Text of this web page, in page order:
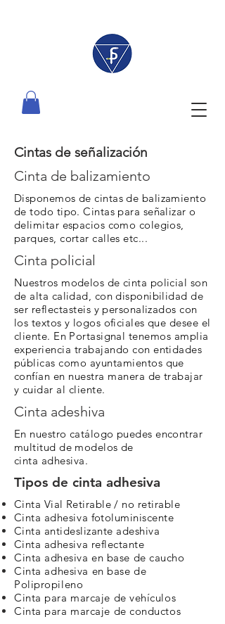
Cintas de señalización
Cinta de balizamiento
Disponemos de cintas de balizamiento
de todo tipo. Cintas para señalizar o
delimitar espacios como colegios,
parques, cortar calles etc...
Cinta policial
Nuestros modelos de cinta policial son
de alta calidad, con disponibilidad de
ser reflectasteis y personalizados con
los textos y logos oficiales que desee el
cliente. En Portasignal tenemos amplia
experiencia trabajando con entidades
públicas como ayuntamientos que
confían en nuestra manera de trabajar
y cuidar al cliente.
Cinta adeshiva
En nuestro catálogo puedes encontrar
multitud de modelos de
cinta adhesiva.
Tipos de cinta adhesiva
Cinta Vial Retirable / no retirable
Cinta adhesiva fotoluminiscente
Cinta antideslizante adeshiva
Cinta adhesiva reflectante
Cinta adhesiva en base de caucho
Cinta adhesiva en base de
Polipropileno
Cinta para marcaje de vehículos
Cinta para marcaje de conductos